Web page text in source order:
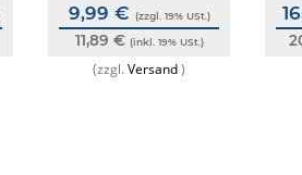
VdS-zertifiziert,
wartungsfrei
9,99 € (zzgl. 19% USt.)
11,89 € (inkl. 19% USt.)
(zzgl.Versand)